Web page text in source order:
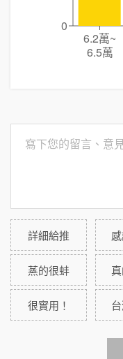
6.2萬~
6.5萬
0
詳細給推
蒸的很蚌
很實用！